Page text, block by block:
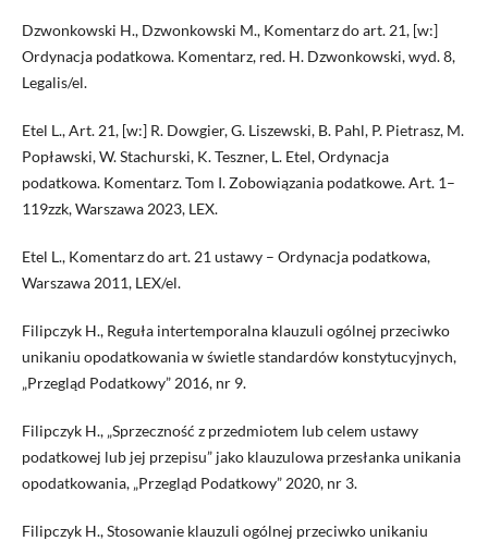
Dzwonkowski H., Dzwonkowski M., Komentarz do art. 21, [w:]
Ordynacja podatkowa. Komentarz, red. H. Dzwonkowski, wyd. 8,
Legalis/el.
Etel L., Art. 21, [w:] R. Dowgier, G. Liszewski, B. Pahl, P. Pietrasz, M.
Popławski, W. Stachurski, K. Teszner, L. Etel, Ordynacja
podatkowa. Komentarz. Tom I. Zobowiązania podatkowe. Art. 1–
119zzk, Warszawa 2023, LEX.
Etel L., Komentarz do art. 21 ustawy – Ordynacja podatkowa,
Warszawa 2011, LEX/el.
Filipczyk H., Reguła intertemporalna klauzuli ogólnej przeciwko
unikaniu opodatkowania w świetle standardów konstytucyjnych,
„Przegląd Podatkowy” 2016, nr 9.
Filipczyk H., „Sprzeczność z przedmiotem lub celem ustawy
podatkowej lub jej przepisu” jako klauzulowa przesłanka unikania
opodatkowania, „Przegląd Podatkowy” 2020, nr 3.
Filipczyk H., Stosowanie klauzuli ogólnej przeciwko unikaniu